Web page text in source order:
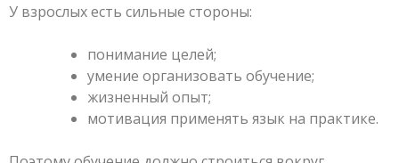
У взрослых есть сильные стороны:
понимание целей;
умение организовать обучение;
жизненный опыт;
мотивация применять язык на практике.